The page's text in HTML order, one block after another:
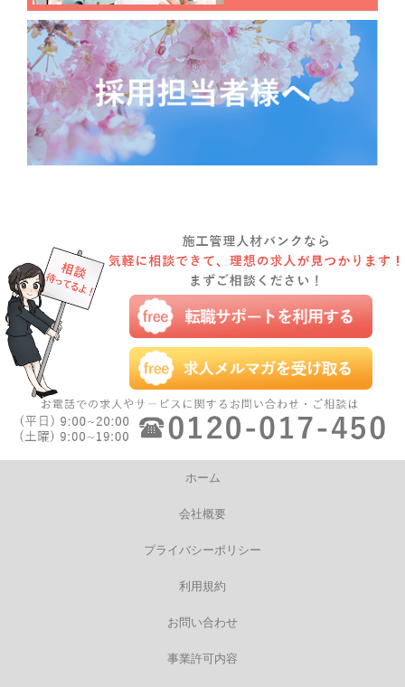
ホーム
会社概要
プライバシーポリシー
利用規約
お問い合わせ
事業許可内容